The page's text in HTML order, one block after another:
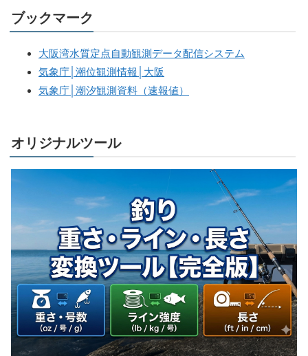
ブックマーク
大阪湾水質定点自動観測データ配信システム
気象庁│潮位観測情報│大阪
気象庁│潮汐観測資料（速報値）
オリジナルツール